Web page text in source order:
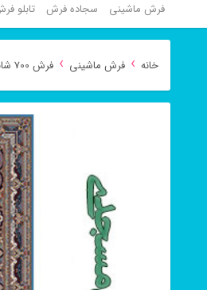
فرش ماشینی سجاده فرش تابلو
خانه › فرش ماشینی › فرش 700 شانه